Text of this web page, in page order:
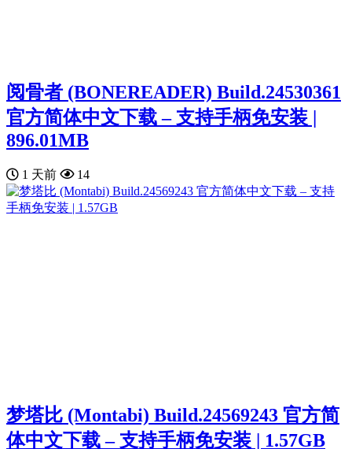
阅骨者 (BONEREADER) Build.24530361
官方简体中文下载 – 支持手柄免安装 |
896.01MB
1 天前 14
梦塔比 (Montabi) Build.24569243 官方简
体中文下载 – 支持手柄免安装 | 1.57GB